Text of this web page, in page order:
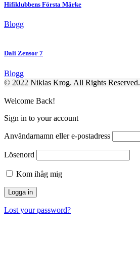
Hifiklubbens Första Märke
Blogg
Dali Zensor 7
Blogg
© 2022 Niklas Krog. All Rights Reserved.
Welcome Back!
Sign in to your account
Användarnamn eller e-postadress
Lösenord
Kom ihåg mig
Lost your password?